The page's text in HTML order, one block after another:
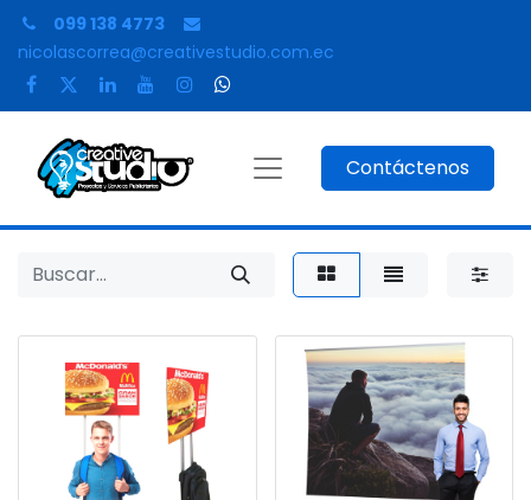
099 138 4773
nicolascorrea@creativestudio.com.ec
Contáctenos